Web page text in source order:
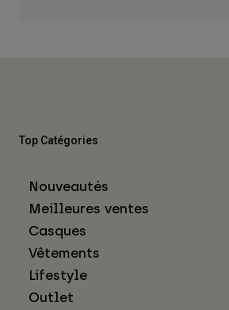
Top Catégories
Nouveautés
Meilleures ventes
Casques
Vêtements
Lifestyle
Outlet